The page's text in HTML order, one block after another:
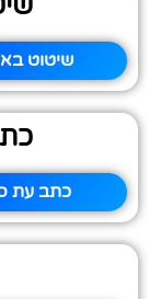
שיטוט
כתב עת